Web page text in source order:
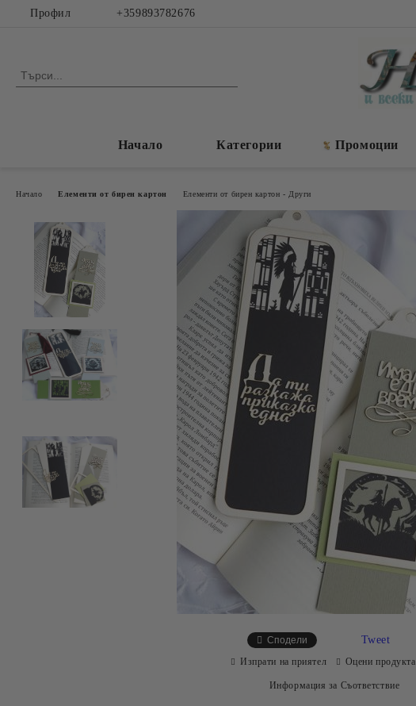
Профил +359893782676
Начало Категории Промоции
Начало Елементи от бирен картон Елементи от бирен картон - Други
Сподели Tweet
Изпрати на приятел Оцени продукта
Информация за Съответствие